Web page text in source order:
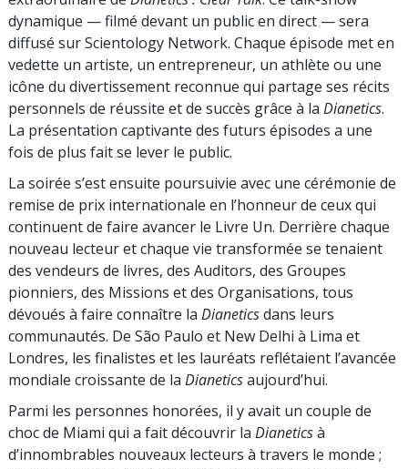
dynamique — filmé devant un public en direct — sera
diffusé sur Scientology Network. Chaque épisode met en
vedette un artiste, un entrepreneur, un athlète ou une
icône du divertissement reconnue qui partage ses récits
personnels de réussite et de succès grâce à la Dianetics.
La présentation captivante des futurs épisodes a une
fois de plus fait se lever le public.
La soirée s’est ensuite poursuivie avec une cérémonie de
remise de prix internationale en l’honneur de ceux qui
continuent de faire avancer le Livre Un. Derrière chaque
nouveau lecteur et chaque vie transformée se tenaient
des vendeurs de livres, des Auditors, des Groupes
pionniers, des Missions et des Organisations, tous
dévoués à faire connaître la Dianeticsdans leurs
communautés. De São Paulo et New Delhi à Lima et
Londres, les finalistes et les lauréats reflétaient l’avancée
mondiale croissante de la Dianeticsaujourd’hui.
Parmi les personnes honorées, il y avait un couple de
choc de Miami qui a fait découvrir la Dianeticsà
d’innombrables nouveaux lecteurs à travers le monde ;